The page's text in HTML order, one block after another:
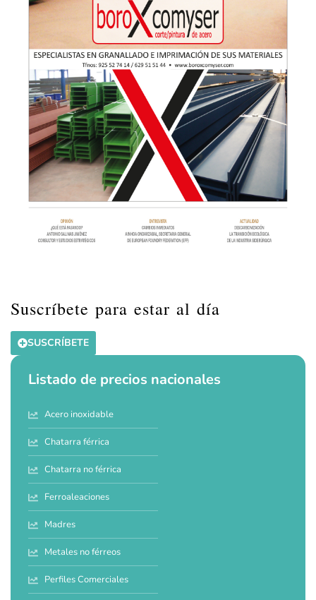
Suscríbete para estar al día
SUSCRÍBETE
Listado de precios nacionales
Acero inoxidable
Chatarra férrica
Chatarra no férrica
Ferroaleaciones
Madres
Metales no férreos
Perfiles Comerciales